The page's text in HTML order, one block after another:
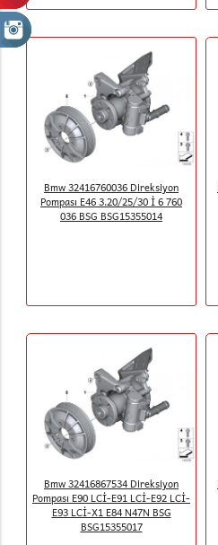
Bmw 32416760036 Direksiyon
Pompası E46 3.20/25/30 İ 6 760
036 BSG BSG15355014
Bmw 32416867534 Direksiyon
Pompası E90 LCİ-E91 LCİ-E92 LCİ-
E93 LCİ-X1 E84 N47N BSG
BSG15355017